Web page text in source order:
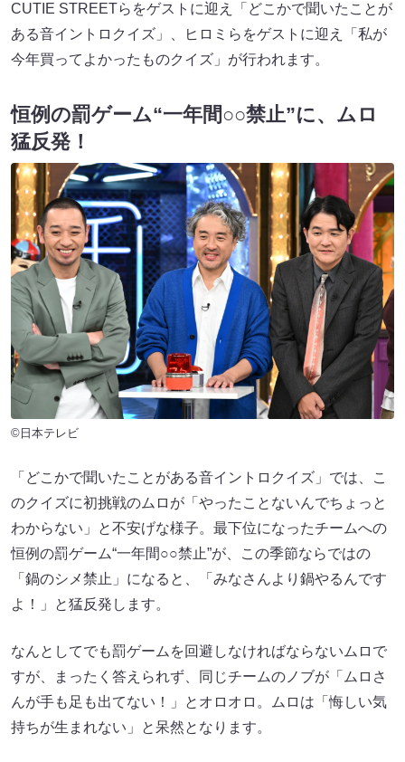
CUTIE STREETらをゲストに迎え「どこかで聞いたことが
ある音イントロクイズ」、ヒロミらをゲストに迎え「私が
今年買ってよかったものクイズ」が行われます。
恒例の罰ゲーム“一年間○○禁止”に、ムロ
猛反発！
©日本テレビ
「どこかで聞いたことがある音イントロクイズ」では、こ
のクイズに初挑戦のムロが「やったことないんでちょっと
わからない」と不安げな様子。最下位になったチームへの
恒例の罰ゲーム“一年間○○禁止”が、この季節ならではの
「鍋のシメ禁止」になると、「みなさんより鍋やるんです
よ！」と猛反発します。
なんとしてでも罰ゲームを回避しなければならないムロで
すが、まったく答えられず、同じチームのノブが「ムロさ
んが手も足も出てない！」とオロオロ。ムロは「悔しい気
持ちが生まれない」と呆然となります。